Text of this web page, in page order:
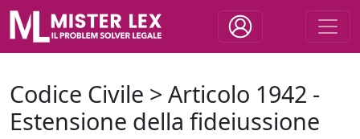
Codice Civile > Articolo 1942 -
Estensione della fideiussione